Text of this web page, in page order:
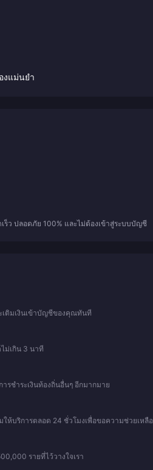
งแม่นยำ
ร็ว ปลอดภัย 100% และไม่ต้องเข้าสู่ระบบบัญชี
ะเติมเงินเข้าบัญชีของคุณทันที
ม่เกิน 3 นาที
ารชำระเงินท้องถิ่นอื่นๆ อีกมากมาย
ห้บริการตลอด 24 ชั่วโมงเพื่อขอความช่วยเหลือ
รายที่ไว้วางใจเรา